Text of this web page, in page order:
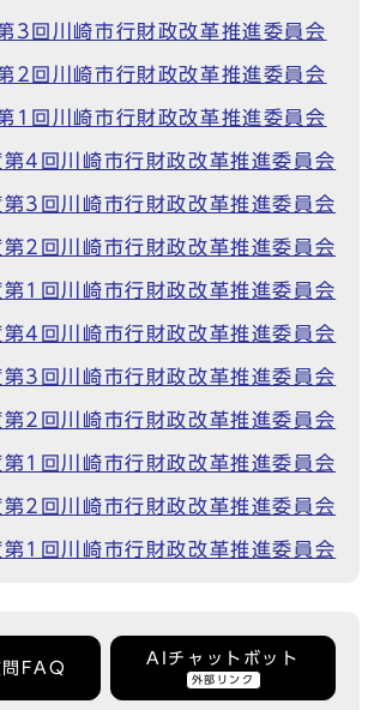
3回川崎市行財政改革推進委員会
2回川崎市行財政改革推進委員会
1回川崎市行財政改革推進委員会
4回川崎市行財政改革推進委員会
3回川崎市行財政改革推進委員会
2回川崎市行財政改革推進委員会
1回川崎市行財政改革推進委員会
4回川崎市行財政改革推進委員会
3回川崎市行財政改革推進委員会
2回川崎市行財政改革推進委員会
1回川崎市行財政改革推進委員会
2回川崎市行財政改革推進委員会
1回川崎市行財政改革推進委員会
問FAQ
AIチャットボット
外部リンク